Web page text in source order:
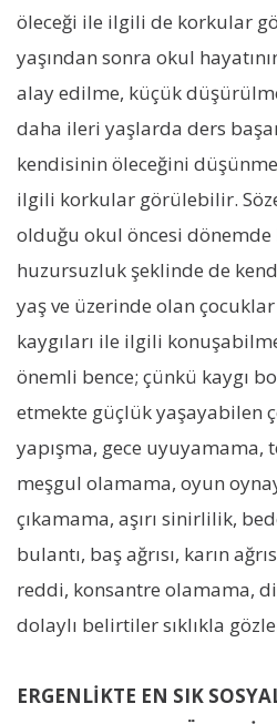
öleceği ile ilgili de korkular
yaşından sonra okul
alay edilme, küçük
daha ileri yaşlarda ders
kendisinin öleceğini
ilgili korkular görülebilir.
olduğu okul öncesi
huzursuzluk şeklinde de
yaş ve üzerinde olan
kaygıları ile ilgili
önemli bence; çünkü kaygı
etmekte güçlük yaşayabilen
yapışma, gece uyuyamama,
meşgul olamama, oyun
çıkamama, aşırı sinirlilik,
bulantı, baş ağrısı, karın
reddi, konsantre olamama,
dolaylı belirtiler sıklıkla
ERGENLİKTE EN SIK